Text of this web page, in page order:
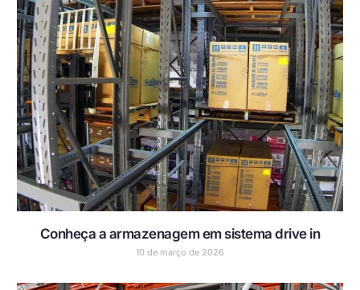
Conheça a armazenagem em sistema drive in
10 de março de 2026